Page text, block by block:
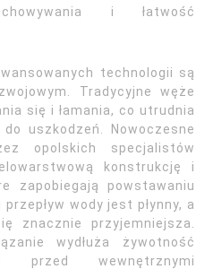
i łatwość
technologii są
Tradycyjne węże
się i łamania, co utrudnia
uszkodzeń. Nowoczesne
opolskich specjalistów
konstrukcję i
zapobiegają powstawaniu
wody jest płynny, a
znacznie przyjemniejsza.
wydłuża żywotność
wewnętrznymi